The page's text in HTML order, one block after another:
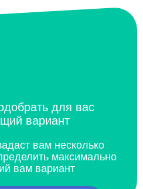
для вас
вариант
вам несколько
максимально
вам вариант